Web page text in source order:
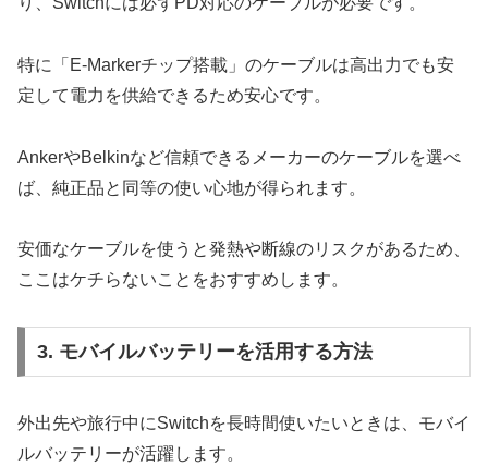
特に「E-Markerチップ搭載」のケーブルは高出力でも安
定して電力を供給できるため安心です。
AnkerやBelkinなど信頼できるメーカーのケーブルを選べ
ば、純正品と同等の使い心地が得られます。
安価なケーブルを使うと発熱や断線のリスクがあるため、
ここはケチらないことをおすすめします。
3. モバイルバッテリーを活用する方法
外出先や旅行中にSwitchを長時間使いたいときは、モバイ
ルバッテリーが活躍します。